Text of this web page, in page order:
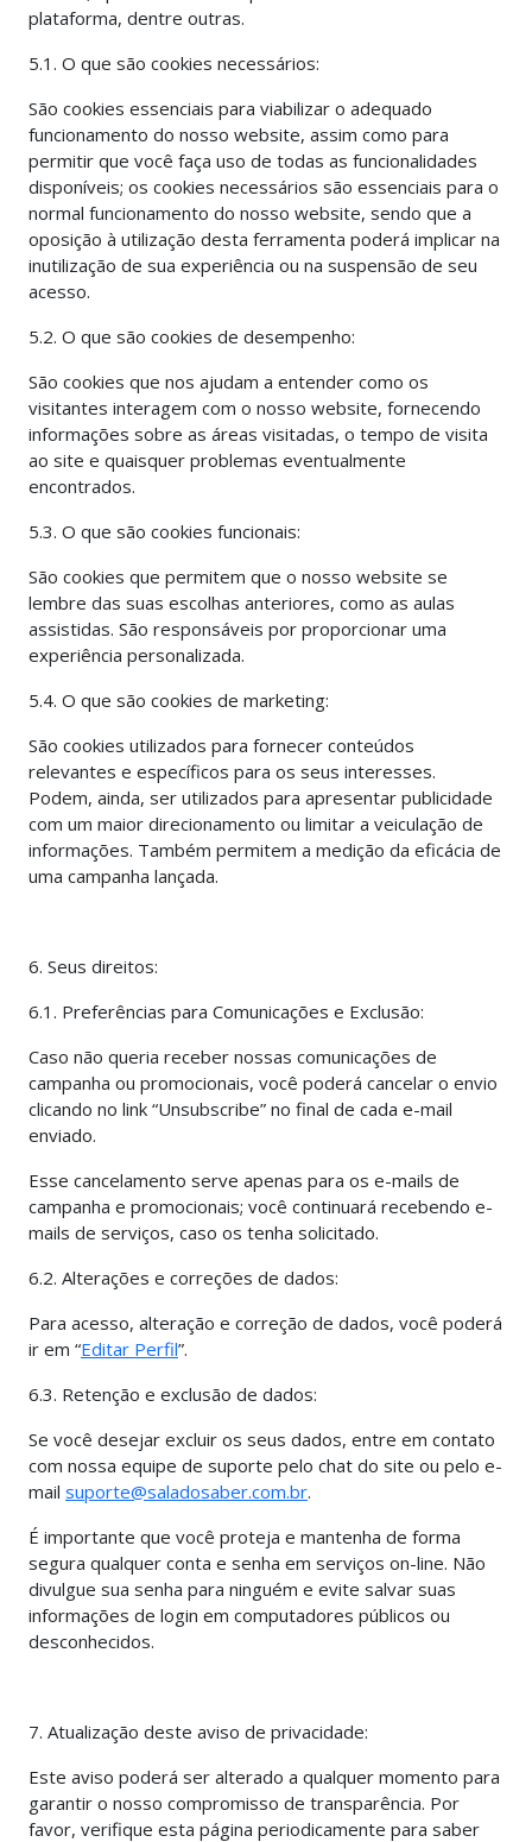
plataforma, dentre outras.
5.1. O que são cookies necessários:
São cookies essenciais para viabilizar o adequado
funcionamento do nosso website, assim como para
permitir que você faça uso de todas as funcionalidades
disponíveis; os cookies necessários são essenciais para o
normal funcionamento do nosso website, sendo que a
oposição à utilização desta ferramenta poderá implicar na
inutilização de sua experiência ou na suspensão de seu
acesso.
5.2. O que são cookies de desempenho:
São cookies que nos ajudam a entender como os
visitantes interagem com o nosso website, fornecendo
informações sobre as áreas visitadas, o tempo de visita
ao site e quaisquer problemas eventualmente
encontrados.
5.3. O que são cookies funcionais:
São cookies que permitem que o nosso website se
lembre das suas escolhas anteriores, como as aulas
assistidas. São responsáveis por proporcionar uma
experiência personalizada.
5.4. O que são cookies de marketing:
São cookies utilizados para fornecer conteúdos
relevantes e específicos para os seus interesses.
Podem, ainda, ser utilizados para apresentar publicidade
com um maior direcionamento ou limitar a veiculação de
informações. Também permitem a medição da eficácia de
uma campanha lançada.
6. Seus direitos:
6.1. Preferências para Comunicações e Exclusão:
Caso não queria receber nossas comunicações de
campanha ou promocionais, você poderá cancelar o envio
clicando no link “Unsubscribe” no final de cada e-mail
enviado.
Esse cancelamento serve apenas para os e-mails de
campanha e promocionais; você continuará recebendo e-
mails de serviços, caso os tenha solicitado.
6.2. Alterações e correções de dados:
Para acesso, alteração e correção de dados, você poderá
ir em “Editar Perfil”.
6.3. Retenção e exclusão de dados:
Se você desejar excluir os seus dados, entre em contato
com nossa equipe de suporte pelo chat do site ou pelo e-
mail suporte@saladosaber.com.br.
É importante que você proteja e mantenha de forma
segura qualquer conta e senha em serviços on-line. Não
divulgue sua senha para ninguém e evite salvar suas
informações de login em computadores públicos ou
desconhecidos.
7. Atualização deste aviso de privacidade:
Este aviso poderá ser alterado a qualquer momento para
garantir o nosso compromisso de transparência. Por
favor, verifique esta página periodicamente para saber